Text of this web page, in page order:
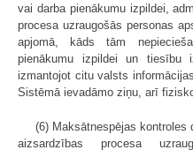
vai darba pienākumu izpildei,
procesa uzraugošās personas
apjomā, kāds tām
pienākumu izpildei un tiesību
izmantojot citu valsts
Sistēmā ievadāmo ziņu, arī
(6) Maksātnespējas kontroles
aizsardzības procesa